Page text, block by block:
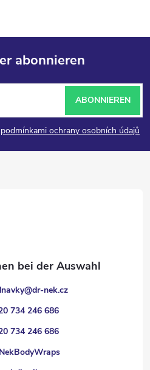
abonnieren
podmínkami ochrany osobních údajů
ABONNIEREN
@dr-nek.cz
734 246 686
734 246 686